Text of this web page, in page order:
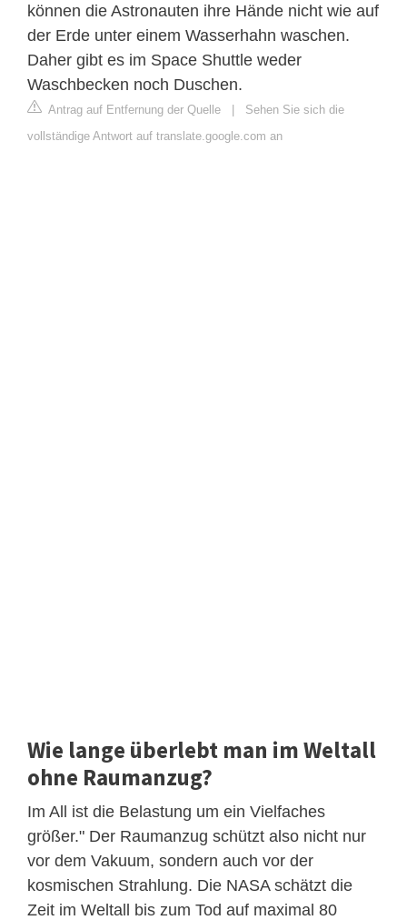
können die Astronauten ihre Hände nicht wie auf
der Erde unter einem Wasserhahn waschen.
Daher gibt es im Space Shuttle weder
Waschbecken noch Duschen.
Antrag auf Entfernung der Quelle | Sehen Sie sich die
vollständige Antwort auf translate.google.com an
Wie lange überlebt man im Weltall
ohne Raumanzug?
Im All ist die Belastung um ein Vielfaches
größer." Der Raumanzug schützt also nicht nur
vor dem Vakuum, sondern auch vor der
kosmischen Strahlung. Die NASA schätzt die
Zeit im Weltall bis zum Tod auf maximal 80